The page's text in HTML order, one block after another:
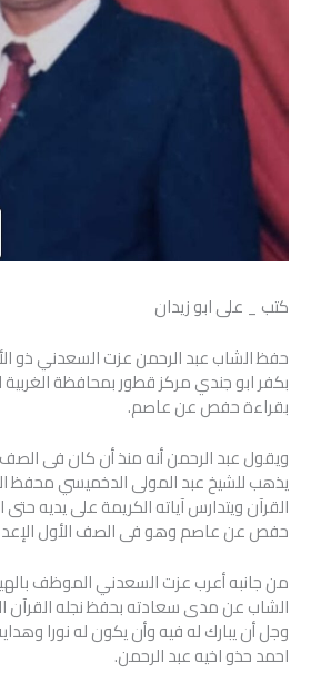
كتب _ على ابو زيدان
حفظ الشاب عبد الرحمن عزت السعدني ذو
بكفر ابو جندي مركز قطور بمحافظة الغربية
بقراءة حفص عن عاصم.
ويقول عبد الرحمن أنه منذ أن كان فى الصف
يذهب للشيخ عبد المولى الدخميسي محفظ
القرآن ويتدارس آياته الكريمة على يديه
حفص عن عاصم وهو فى الصف الأول
من جانبه أعرب عزت السعدني الموظف
الشاب عن مدى سعادته بحفظ نجله القرآن
وجل أن يبارك له فيه وأن يكون له نورا
احمد حذو اخيه عبد الرحمن.